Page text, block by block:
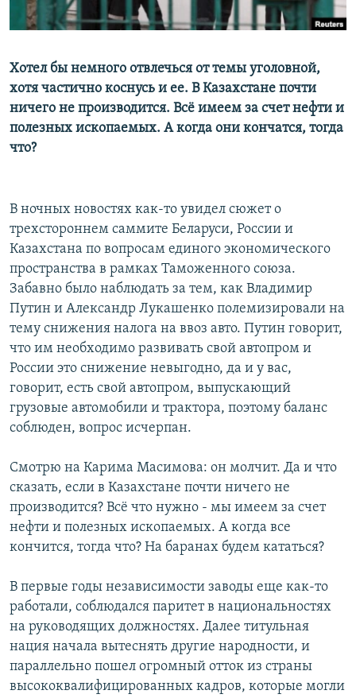
Хотел бы немного отвлечься от темы уголовной,
хотя частично коснусь и ее. В Казахстане почти
ничего не производится. Всё имеем за счет нефти и
полезных ископаемых. А когда они кончатся, тогда
что?
В ночных новостях как-то увидел сюжет о
трехстороннем саммите Беларуси, России и
Казахстана по вопросам единого экономического
пространства в рамках Таможенного союза.
Забавно было наблюдать за тем, как Владимир
Путин и Александр Лукашенко полемизировали на
тему снижения налога на ввоз авто. Путин говорит,
что им необходимо развивать свой автопром и
России это снижение невыгодно, да и у вас,
говорит, есть свой автопром, выпускающий
грузовые автомобили и трактора, поэтому баланс
соблюден, вопрос исчерпан.
Смотрю на Карима Масимова: он молчит. Да и что
сказать, если в Казахстане почти ничего не
производится? Всё что нужно - мы имеем за счет
нефти и полезных ископаемых. А когда все
кончится, тогда что? На баранах будем кататься?
В первые годы независимости заводы еще как-то
работали, соблюдался паритет в национальностях
на руководящих должностях. Далее титульная
нация начала вытеснять другие народности, и
параллельно пошел огромный отток из страны
высококвалифицированных кадров, которые могли